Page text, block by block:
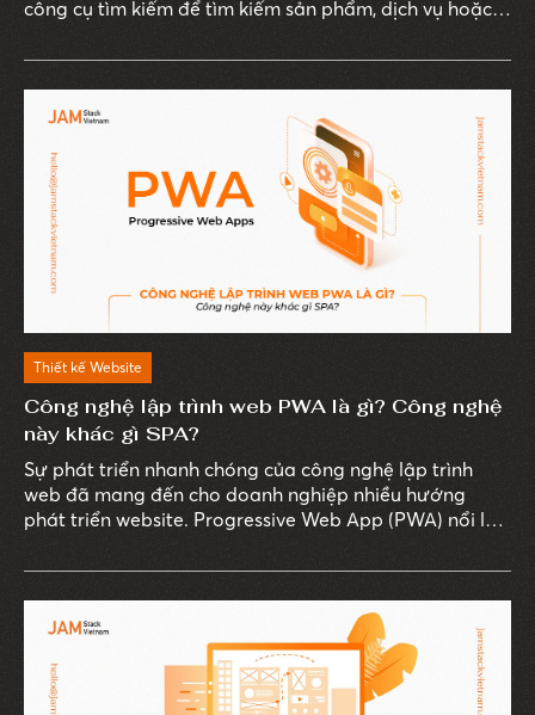
công cụ tìm kiếm để tìm kiếm sản phẩm, dịch vụ hoặc
Thiết kế Website
Công nghệ lập trình web PWA là gì? Công nghệ
này khác gì SPA?
Sự phát triển nhanh chóng của công nghệ lập trình
web đã mang đến cho doanh nghiệp nhiều hướng
phát triển website. Progressive Web App (PWA) nổi lên
hiệu suất và trải nghiệm người dùng mà không cần
đầu tư quá nhiều vào ứng dụng di động. Trong khi đó,
Single Page Application (SPA) lại nổi bật với khả năng
tối ưu hóa tốc độ tải trang và hiệu suất website.